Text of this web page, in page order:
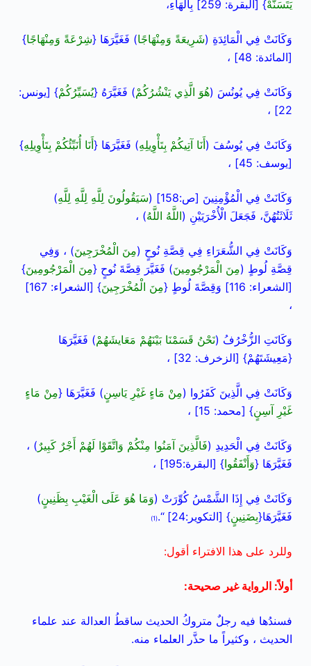
يَتَسَنَّهْ} [البقرة: 259] بِالْهَاءِ،
وَكَانَتْ فِي الْمَائِدَةِ (شَرِيعَةً وَمِنْهَاجًا) فَغَيَّرَهَا {شِرْعَةً وَمِنْهَاجًا}
[المائدة: 48] ،
وَكَانَتْ فِي يُونُسَ (هُوَ الَّذِي يَنْشُرُكُمْ) فَغَيَّرَهُ {يُسَيِّرُكُمْ} [يونس:
22] ،
وَكَانَتْ فِي يُوسُفَ (أَنَا آتِيكُمْ بِتَأْوِيلِهِ) فَغَيَّرَهَا {أَنَا أُنَبِّئُكُمْ بِتَأْوِيلِهِ}
[يوسف: 45] ،
وَكَانَتْ فِي الْمُؤْمِنِينَ [ص:158] ( سَيَقُولُونَ لِلَّهِ لِلَّهِ لِلَّهِ)
ثَلَاثَتُهُنَّ، فَجَعَلَ الْأُخْرَيَيْنِ (اللَّهُ اللَّهُ) ،
وَكَانَتْ فِي الشُّعَرَاءِ فِي قِصَّةِ نُوحٍ (مِنَ الْمُخْرَجِينَ) ، وَفِي
قِصَّةِ لُوطٍ (مِنَ الْمَرْجُومِينَ) فَغَيَّرَ قِصَّةَ نُوحٍ {مِنَ الْمَرْجُومِينَ}
[الشعراء: 116] وَقِصَّةَ لُوطٍ {
مِنَ الْمُخْرَجِينَ
} [الشعراء: 167]
،
وَكَانَتِ الزُّخْرُفُ (نَحْنُ قَسَمْنَا بَيْنَهُمْ مَعَايشَهُمْ) فَغَيَّرَهَا
{مَعِيشَتَهُمْ} [الزخرف: 32] ،
وَكَانَتْ فِي الَّذِينَ كَفَرُوا (مِنْ مَاءٍ غَيْرِ يَاسِنٍ) فَغَيَّرَهَا {مِنْ مَاءٍ
غَيْرِ آسِنٍ} [محمد: 15] ،
وَكَانَتْ فِي الْحَدِيدِ (فَالَّذِينَ آمَنُوا مِنْكُمْ وَاتَّقَوْا لَهُمْ أَجْرٌ كَبِيرٌ) ،
فَغَيَّرَهَا {وَأَنْفَقُوا} [البقرة:195] ،
وَكَانَتْ فِي إِذَا الشَّمْسُ كُوِّرَتْ (وَمَا هُوَ عَلَى الْغَيْبِ بِظَنِينٍ)
فَغَيَّرَهَا{بِضَنِينٍ} [التكوير:24] “. (
1)
وللرد على هذا الافتراء أقول:
أولاً: الرواية غير صحيحة:
فسندُها فيه رجلٌ متروكُ الحديث ساقطُ العدالة عند علماء
الحديث ، وكثيراً ما حذَّر العلماء منه.